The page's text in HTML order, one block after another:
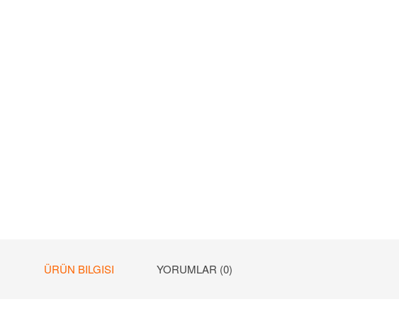
ÜRÜN BILGISI YORUMLAR (0)